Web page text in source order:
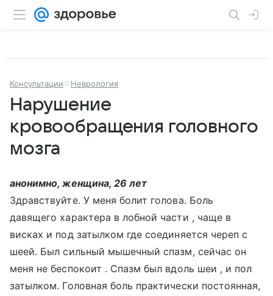
Консультации Неврология
Нарушение
кровообращения головного
мозга
анонимно, женщина, 26 лет
Здравствуйте. У меня болит голова. Боль
давящего характера в лобной части , чаще в
висках и под затылком где соединяется череп с
шеей. Был сильный мышечный спазм, сейчас он
меня не беспокоит . Спазм был вдоль шеи , и пол
затылком. Головная боль практически постоянная,